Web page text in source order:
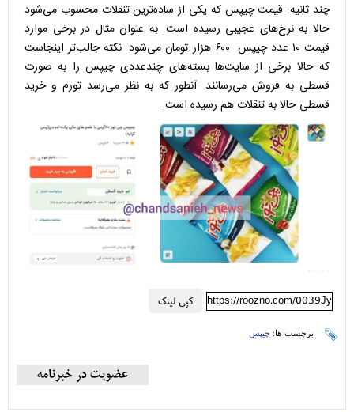
چند ثانیه: قیمت چیپس که یکی از ساده‌ترین تنقلات محسوب می‌شود
حالا به نرخ‌های عجیبی رسیده است. به عنوان مثال در برخی موارد
قیمت ۱۰ عدد چیپس ۶۰۰ هزار تومان می‌شود. نکته جالب‌تر اینجاست
که حالا برخی از سایت‌ها بسته‌های چندعددی چیپس را به صورت
قسطی به فروش می‌رسانند. آنطور که به نظر می‌رسد تورم و خرید
قسطی حالا به تنقلات هم رسیده است.
کپی لینک https://roozno.com/0039Jy
برچسب ها: چیپس